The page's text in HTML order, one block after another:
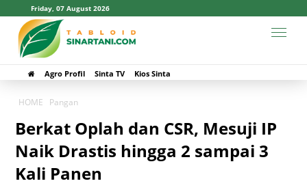
Friday, 07 August 2026
Agro Profil Sinta TV Kios Sinta
HOME Pangan
Berkat Oplah dan CSR, Mesuji IP
Naik Drastis hingga 2 sampai 3
Kali Panen